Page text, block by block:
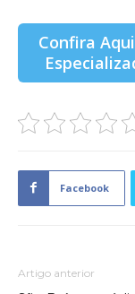
Confira
Facebook
Artigo anterior